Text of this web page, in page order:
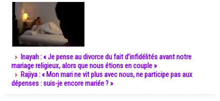
Inayah : « Je pense au divorce du fait d’infidélités avant notre
mariage religieux, alors que nous étions en couple »
Rajiya : « Mon mari ne vit plus avec nous, ne participe pas aux
dépenses : suis-je encore mariée ? »